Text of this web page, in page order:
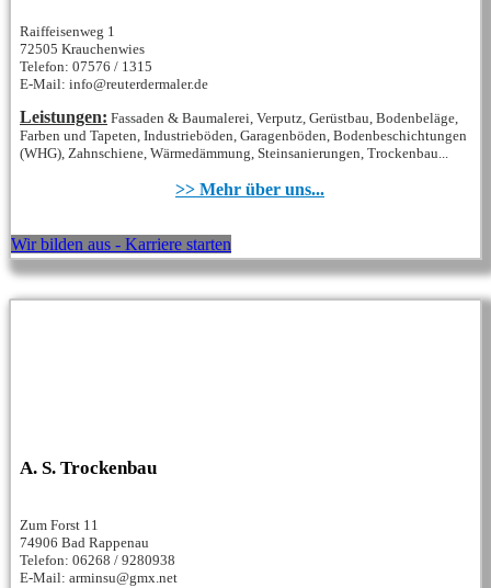
Raiffeisenweg 1
72505 Krauchenwies
Telefon: 07576 / 1315
E-Mail: info@reuterdermaler.de
Leistungen: Fassaden & Baumalerei, Verputz, Gerüstbau, Bodenbeläge,
Farben und Tapeten, Industrieböden, Garagenböden, Bodenbeschichtungen
(WHG), Zahnschiene, Wärmedämmung, Steinsanierungen, Trockenbau...
>> Mehr über uns...
Wir bilden aus - Karriere starten
A. S. Trockenbau
Zum Forst 11
74906 Bad Rappenau
Telefon: 06268 / 9280938
E-Mail: arminsu@gmx.net